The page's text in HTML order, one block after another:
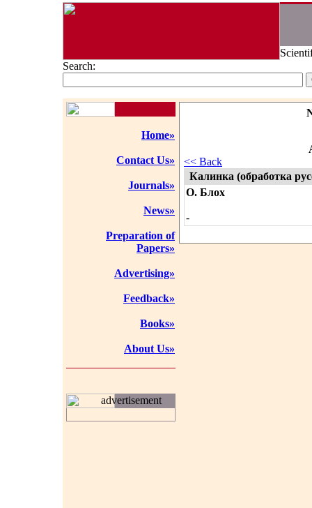
Search:
Home»
Contact Us»
Journals»
News»
Preparation of
Papers»
Advertising»
Feedback»
Books»
About Us»
advertisement
<< Back
Калинка (обработка
О. Блох
-